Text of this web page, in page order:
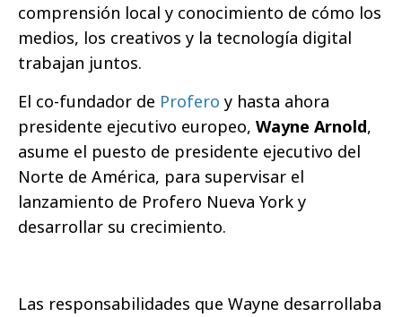
comprensión local y conocimiento de cómo los
medios, los creativos y la tecnología digital
trabajan juntos.
El co-fundador de Profero y hasta ahora
presidente ejecutivo europeo, Wayne Arnold,
asume el puesto de presidente ejecutivo del
Norte de América, para supervisar el
lanzamiento de Profero Nueva York y
desarrollar su crecimiento.
Las responsabilidades que Wayne desarrollaba